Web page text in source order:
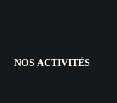
NOS ACTIVITÉS